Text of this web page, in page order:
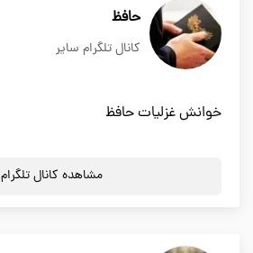
حافظ
کانال تلگرام سایر
خوانش غزلیات حافظ
مشاهده کانال تلگرام